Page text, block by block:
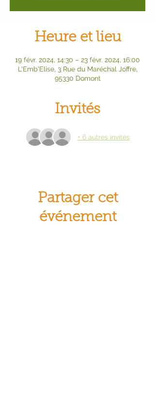
Heure et lieu
19 févr. 2024, 14:30 – 23 févr. 2024, 16:00
L'Emb'Elise, 3 Rue du Maréchal Joffre,
95330 Domont
Invités
+ 6 autres invités
Partager cet
événement